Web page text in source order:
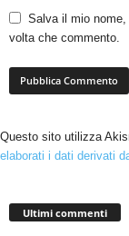
Salva il mio
volta che commento.
Questo sito utilizza
elaborati i dati derivati
Ultimi commenti